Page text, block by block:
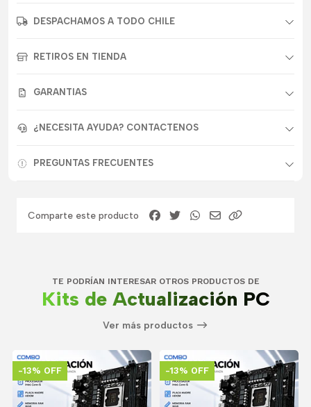
DESPACHAMOS A TODO CHILE
RETIROS EN TIENDA
GARANTIAS
¿NECESITA AYUDA? CONTACTENOS
PREGUNTAS FRECUENTES
Comparte este producto
TE PODRÍAN INTERESAR OTROS PRODUCTOS DE
Kits de Actualización PC
Ver más productos
-13% OFF -13% OFF